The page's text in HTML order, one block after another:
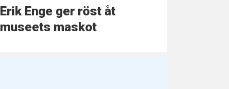
Erik Enge ger röst åt
museets maskot